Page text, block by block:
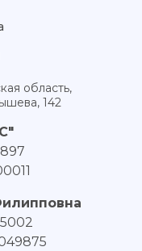
область,
142